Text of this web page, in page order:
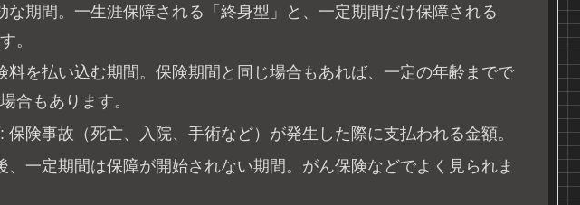
な期間。一生涯保障される「終身型」と、一定期間だけ保障される
。
料を払い込む期間。保険期間と同じ場合もあれば、一定の年齢までで
合もあります。
: 保険事故（死亡、入院、手術など）が発生した際に支払われる金額。
、一定期間は保障が開始されない期間。がん保険などでよく見られま